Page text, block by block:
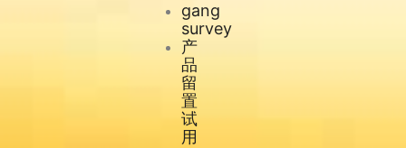
gang
survey
产
品
留
置
试
用